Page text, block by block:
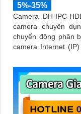
5%-35%
Camera DH-IPC-
camera chuyên
chuyển động phân
camera Internet